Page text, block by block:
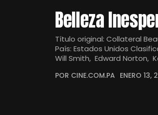
Belleza
Título original: Collateral
País: Estados Unidos
Will Smith, Edward Norton,
POR CINE.COM.PA ENERO 13,